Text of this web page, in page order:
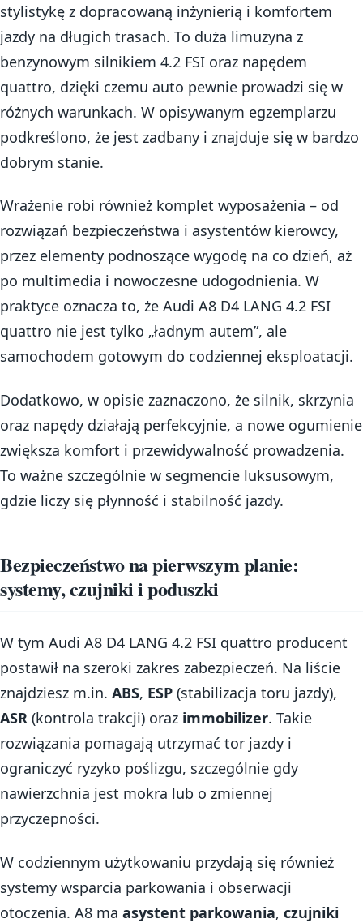
stylistykę z dopracowaną inżynierią i komfortem
jazdy na długich trasach. To duża limuzyna z
benzynowym silnikiem 4.2 FSI oraz napędem
quattro, dzięki czemu auto pewnie prowadzi się w
różnych warunkach. W opisywanym egzemplarzu
podkreślono, że jest zadbany i znajduje się w bardzo
dobrym stanie.
Wrażenie robi również komplet wyposażenia – od
rozwiązań bezpieczeństwa i asystentów kierowcy,
przez elementy podnoszące wygodę na co dzień, aż
po multimedia i nowoczesne udogodnienia. W
praktyce oznacza to, że Audi A8 D4 LANG 4.2 FSI
quattro nie jest tylko „ładnym autem”, ale
samochodem gotowym do codziennej eksploatacji.
Dodatkowo, w opisie zaznaczono, że silnik, skrzynia
oraz napędy działają perfekcyjnie, a nowe ogumienie
zwiększa komfort i przewidywalność prowadzenia.
To ważne szczególnie w segmencie luksusowym,
gdzie liczy się płynność i stabilność jazdy.
Bezpieczeństwo na pierwszym planie:
systemy, czujniki i poduszki
W tym Audi A8 D4 LANG 4.2 FSI quattro producent
postawił na szeroki zakres zabezpieczeń. Na liście
znajdziesz m.in. ABS, ESP (stabilizacja toru jazdy),
ASR (kontrola trakcji) oraz immobilizer. Takie
rozwiązania pomagają utrzymać tor jazdy i
ograniczyć ryzyko poślizgu, szczególnie gdy
nawierzchnia jest mokra lub o zmiennej
przyczepności.
W codziennym użytkowaniu przydają się również
systemy wsparcia parkowania i obserwacji
otoczenia. A8 ma asystent parkowania, czujniki